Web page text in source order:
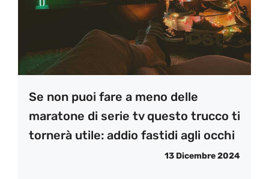
Se non puoi fare a meno delle
maratone di serie tv questo trucco ti
tornerà utile: addio fastidi agli occhi
13 Dicembre 2024